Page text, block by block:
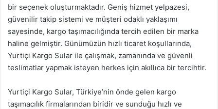
bir seçenek oluşturmaktadır. Geniş hizmet yelpazesi,
güvenilir takip sistemi ve müşteri odaklı yaklaşımı
sayesinde, kargo taşımacılığında tercih edilen bir marka
haline gelmiştir. Günümüzün hızlı ticaret koşullarında,
Yurtiçi Kargo Sular ile çalışmak, zamanında ve güvenli
teslimatlar yapmak isteyen herkes için akıllıca bir tercihtir.
Yurtiçi Kargo Sular, Türkiye’nin önde gelen kargo
taşımacılık firmalarından biridir ve sunduğu hızlı ve